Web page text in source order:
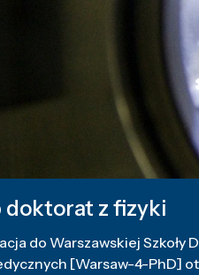
doktorat z fizyki
do Warszawskiej Szkoły
[Warsaw-4-PhD]